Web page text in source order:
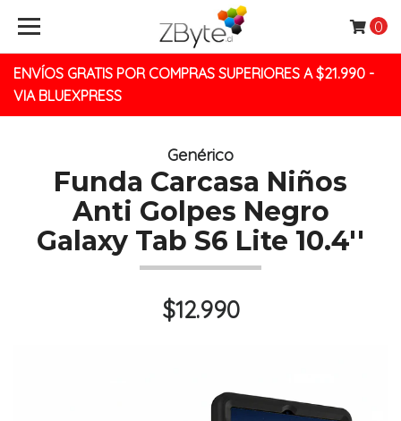
ENVÍOS GRATIS POR COMPRAS SUPERIORES A $21.990 -
VIA BLUEXPRESS
0
Genérico
Funda Carcasa Niños
Anti Golpes Negro
Galaxy Tab S6 Lite 10.4''
$12.990